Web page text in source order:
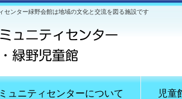
センター緑野会館は地域の文化と交流を図る施設です
ュニティセンターについて 児童